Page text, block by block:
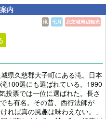
内
北茨城周辺観光
七月
滝
県久慈郡大子町にある滝。日本
100選にも選ばれている。1990
投票では一位に選ばれた。長さ
も有名。その昔、西行法師が
れば真の風趣は味わえない。」